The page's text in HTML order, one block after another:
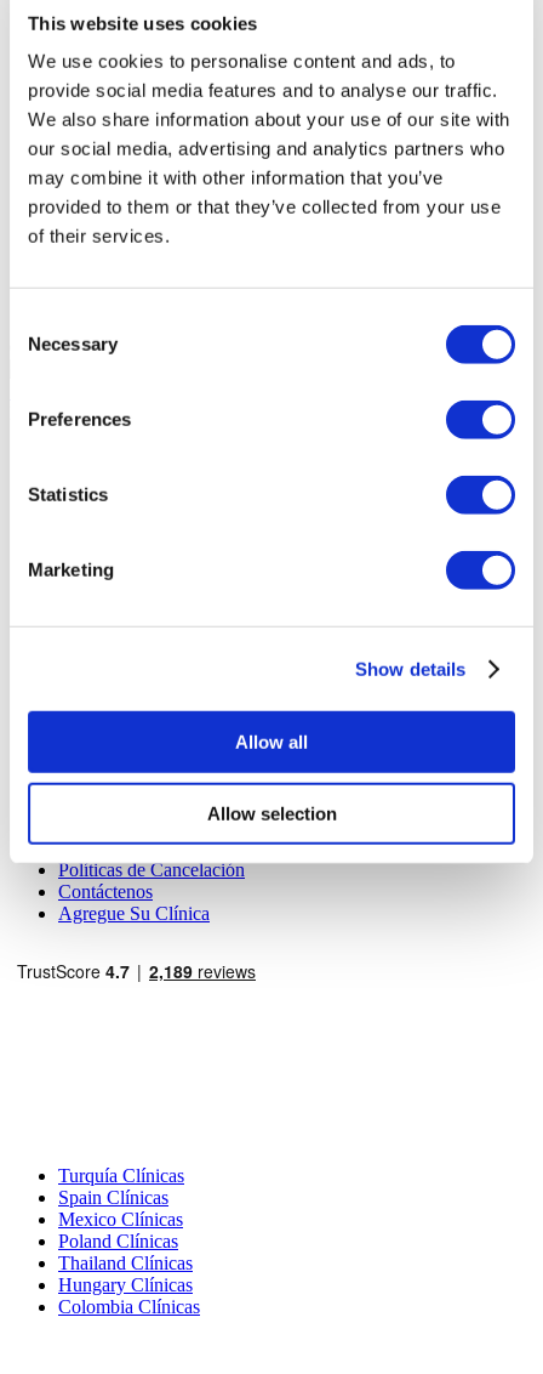
This website uses cookies
We use cookies to personalise content and ads, to
provide social media features and to analyse our traffic.
We also share information about your use of our site with
our social media, advertising and analytics partners who
may combine it with other information that you’ve
provided to them or that they’ve collected from your use
of their services.
Selection
Necessary
Preferences
Statistics
Marketing
Show details
Allow all
Allow selection
Estethica de Atasehir
Grupo de Salud Acibadem
DentGroup Maslak
Parque Medico y Hospital Gaziosmanpasa
Clínica Art & Dent
Flymedi
gestionadas por MIRAC SARA TOURISM, una agencia de
viajes de Grupo A registrada en TÜRSAB (Certificado No:
salud certificada en turismo de salud.
A Cerca de Nosotros
Flymedi Programa de Referidos
PQRS
Políticas de Privacidad
Términos y Condiciones
Políticas de Cancelación
Contáctenos
Agregue Su Clínica
Turquía Clínicas
Spain Clínicas
Mexico Clínicas
Poland Clínicas
Thailand Clínicas
Hungary Clínicas
Colombia Clínicas